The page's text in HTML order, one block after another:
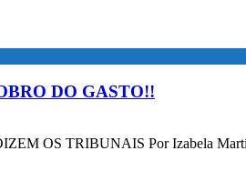
DO GASTO!!
OS TRIBUNAIS Por Izabela